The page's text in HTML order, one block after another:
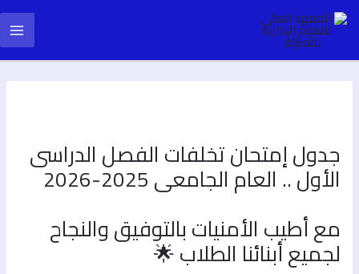
تخطي
إلى
المحتوى
جدول إمتحان تخلفات الفصل الدراسى
الأول .. العام الجامعى 2025-2026
مع أطيب الأمنيات بالتوفيق والنجاح
لجميع أبنائنا الطلاب 🌟
Post
navigation